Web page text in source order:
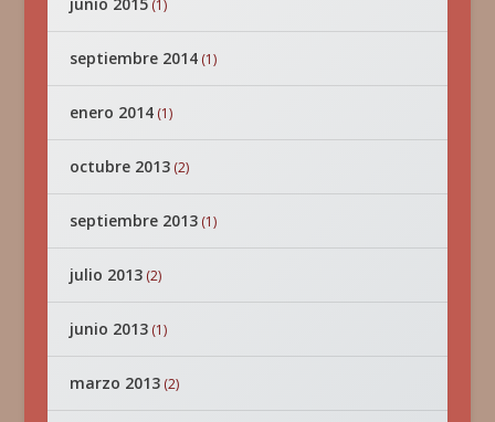
(1)
septiembre 2014(1)
enero 2014(1)
octubre 2013(2)
septiembre 2013(1)
julio 2013(2)
junio 2013(1)
marzo 2013(2)